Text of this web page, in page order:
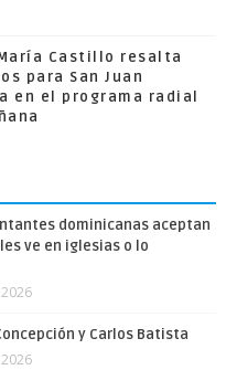
Castillo resalta
para San Juan
en el programa radial
dominicanas aceptan
ve en iglesias o lo
y Carlos Batista